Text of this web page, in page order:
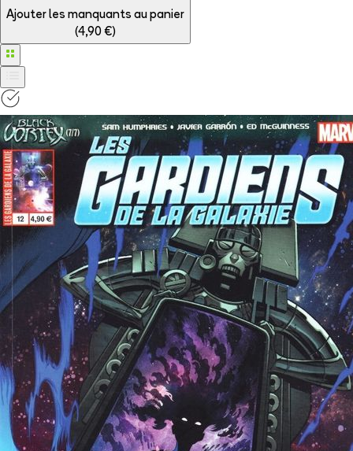
Ajouter les manquants au panier
(4,90 €)